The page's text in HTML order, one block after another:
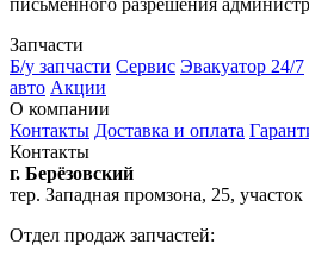
Запчасти
Б/у запчасти Сервис Эвакуатор 24/7
авто Акции
О компании
Контакты Доставка и оплата
Контакты
г. Берёзовский
тер. Западная промзона, 25, участок
Отдел продаж запчастей: